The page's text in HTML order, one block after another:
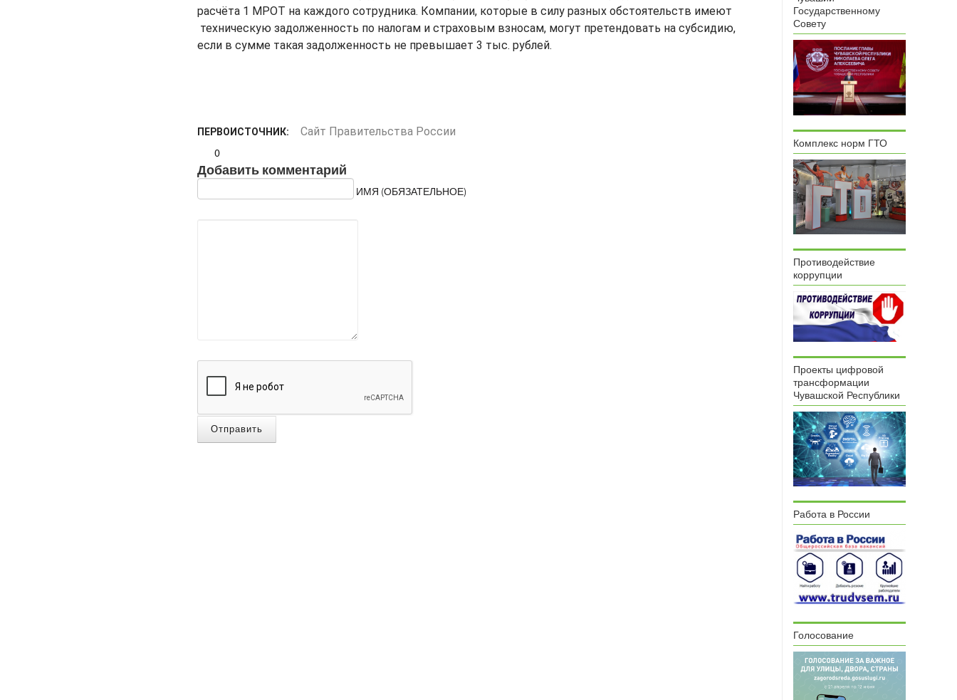
расчёта 1 МРОТ на каждого сотрудника. Компании, которые в силу разных обстоятельств имеют
техническую задолженность по налогам и страховым взносам, могут претендовать на субсидию,
если в сумме такая задолженность не превышает 3 тыс. рублей.
ПЕРВОИСТОЧНИК: Сайт Правительства России
0
Добавить комментарий
ИМЯ (ОБЯЗАТЕЛЬНОЕ)
Отправить
Государственному
Совету
Комплекс норм ГТО
Противодействие
коррупции
Проекты цифровой
трансформации
Чувашской Республики
Работа в России
Голосование